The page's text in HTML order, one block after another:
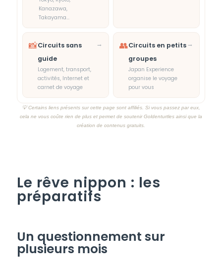
Kanazawa,
Takayama...
📸Circuits sans
guide
Logement, transport,
activités, Internet et
carnet de voyage
→ 👥Circuits en petits
groupes
Japan Experience
organise le voyage
pour vous
→
💡 Certains liens présents sur cette page sont affiliés. Si vous passez par eux,
cela ne vous coûte rien de plus et permet de soutenir Goldenturtles ainsi que la
création de contenus gratuits.
Le rêve nippon : les
préparatifs
Un questionnement sur
plusieurs mois